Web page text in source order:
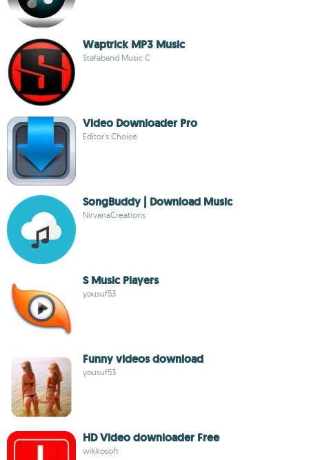
Waptrick MP3 Music
Stafaband Music C
Video Downloader Pro
Editor's Choice
SongBuddy | Download Music
NirvanaCreations
S Music Players
yousuf53
Funny videos download
yousuf53
HD Video downloader Free
wikkosoft